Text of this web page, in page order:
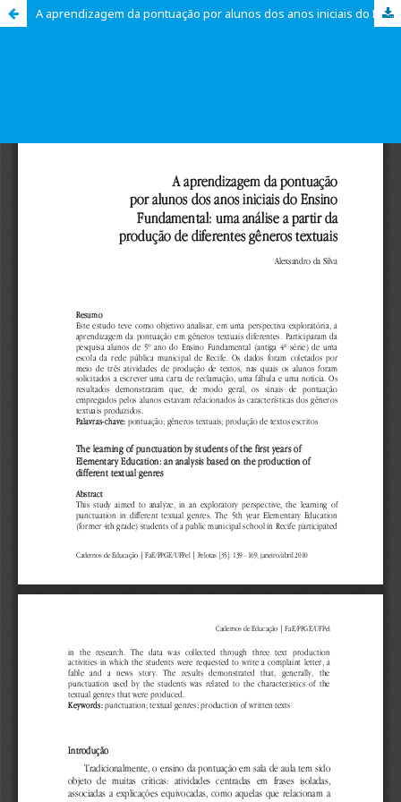
A aprendizagem da pontuação por alunos dos anos iniciais do Ensino Fundamental: uma análise a partir da produção de diferentes gêneros textuais